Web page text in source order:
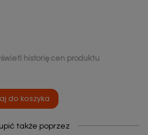
historię cen produktu
do koszyka
także poprzez